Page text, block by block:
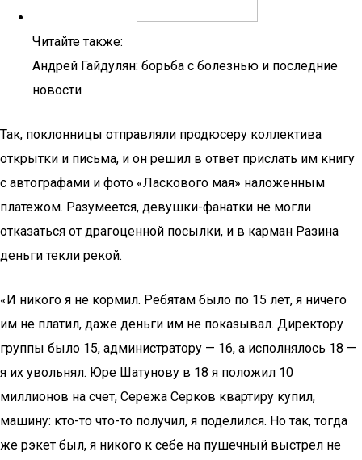
Читайте также:
Андрей Гайдулян: борьба с болезнью и последние
новости
Так, поклонницы отправляли продюсеру коллектива
открытки и письма, и он решил в ответ прислать им книгу
с автографами и фото «Ласкового мая» наложенным
платежом. Разумеется, девушки-фанатки не могли
отказаться от драгоценной посылки, и в карман Разина
деньги текли рекой.
«И никого я не кормил. Ребятам было по 15 лет, я ничего
им не платил, даже деньги им не показывал. Директору
группы было 15, администратору — 16, а исполнялось 18 —
я их увольнял. Юре Шатунову в 18 я положил 10
миллионов на счет, Сережа Серков квартиру купил,
машину: кто-то что-то получил, я поделился. Но так, тогда
же рэкет был, я никого к себе на пушечный выстрел не